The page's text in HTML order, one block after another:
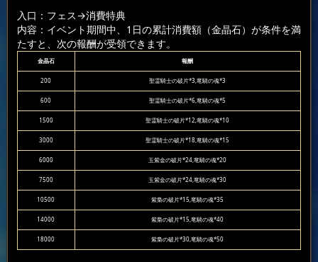
入口：フェス→消費特典
内容：イベント期間中、1日の累計消費額（金晶石）が条件を満
たすと、次の報酬が受領できます。
金晶石 報酬
200 聖霊騎士の破片*3,竜騎の魂*3
600 聖霊騎士の破片*6,竜騎の魂*5
1500 聖霊騎士の破片*12,竜騎の魂*10
3000 聖霊騎士の破片*18,竜騎の魂*15
6000 玉紫金の破片*24,竜騎の魂*20
7500 玉紫金の破片*24,竜騎の魂*30
10500 紫梟の破片*15,竜騎の魂*35
14000 紫梟の破片*15,竜騎の魂*40
18000 紫梟の破片*30,竜騎の魂*50